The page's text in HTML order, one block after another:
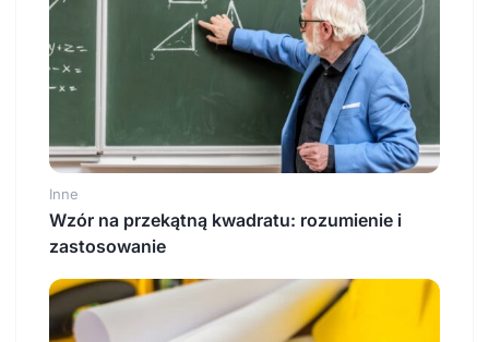
Inne
Wzór na przekątną kwadratu: rozumienie i
zastosowanie